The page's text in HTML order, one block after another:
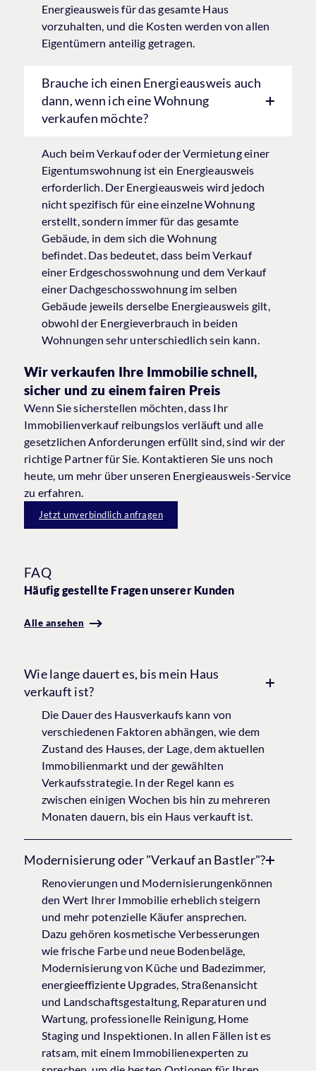
Energieausweis für das gesamte Haus
vorzuhalten, und die Kosten werden von allen
Eigentümern anteilig getragen.
Brauche ich einen Energieausweis auch
dann, wenn ich eine Wohnung
verkaufen möchte?
Auch beim Verkauf oder der Vermietung einer
Eigentumswohnung ist ein Energieausweis
erforderlich. Der Energieausweis wird jedoch
nicht spezifisch für eine einzelne Wohnung
erstellt, sondern immer für das gesamte
Gebäude, in dem sich die Wohnung
befindet. Das bedeutet, dass beim Verkauf
einer Erdgeschosswohnung und dem Verkauf
einer Dachgeschosswohnung im selben
Gebäude jeweils derselbe Energieausweis gilt,
obwohl der Energieverbrauch in beiden
Wohnungen sehr unterschiedlich sein kann.
Wir verkaufen Ihre Immobilie schnell,
sicher und zu einem fairen Preis
Wenn Sie sicherstellen möchten, dass Ihr
Immobilienverkauf reibungslos verläuft und alle
gesetzlichen Anforderungen erfüllt sind, sind wir der
richtige Partner für Sie. Kontaktieren Sie uns noch
heute, um mehr über unseren Energieausweis-Service
zu erfahren.
Jetzt unverbindlich anfragen
FAQ
Häufig gestellte Fragen unserer Kunden
Alle ansehen
Wie lange dauert es, bis mein Haus
verkauft ist?
Die Dauer des Hausverkaufs kann von
verschiedenen Faktoren abhängen, wie dem
Zustand des Hauses, der Lage, dem aktuellen
Immobilienmarkt und der gewählten
Verkaufsstrategie. In der Regel kann es
zwischen einigen Wochen bis hin zu mehreren
Monaten dauern, bis ein Haus verkauft ist.
Modernisierung oder "Verkauf an Bastler"?
Renovierungen und Modernisierungenkönnen
den Wert Ihrer Immobilie erheblich steigern
und mehr potenzielle Käufer ansprechen.
Dazu gehören kosmetische Verbesserungen
wie frische Farbe und neue Bodenbeläge,
Modernisierung von Küche und Badezimmer,
energieeffiziente Upgrades, Straßenansicht
und Landschaftsgestaltung, Reparaturen und
Wartung, professionelle Reinigung, Home
Staging und Inspektionen. In allen Fällen ist es
ratsam, mit einem Immobilienexperten zu